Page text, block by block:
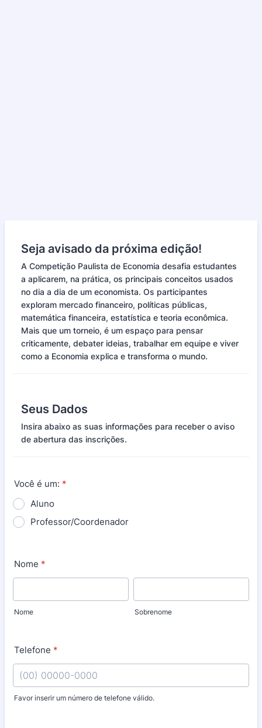
Seja avisado da próxima edição!
A Competição Paulista de Economia desafia estudantes
a aplicarem, na prática, os principais conceitos usados
no dia a dia de um economista. Os participantes
exploram mercado financeiro, políticas públicas,
matemática financeira, estatística e teoria econômica.
Mais que um torneio, é um espaço para pensar
criticamente, debater ideias, trabalhar em equipe e viver
como a Economia explica e transforma o mundo.
Seus Dados
Insira abaixo as suas informações para receber o aviso
de abertura das inscrições.
Você é um: *
Aluno
Professor/Coordenador
Nome *
Nome Sobrenome
Telefone *
Favor inserir um número de telefone válido.